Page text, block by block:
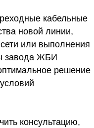
кабельные
новой линии,
или выполнения
завода ЖБИ
решение
консультацию,